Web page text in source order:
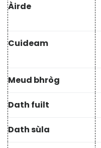
Àirde
Cuideam
Meud bhròg
Dath fuilt
Dath sùla